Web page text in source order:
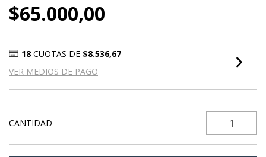
$65.000,00
18 CUOTAS DE $8.536,67
VER MEDIOS DE PAGO
CANTIDAD